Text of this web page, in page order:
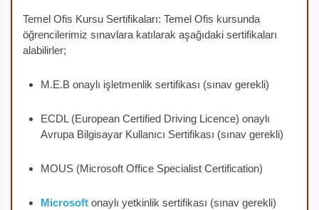
Temel Ofis Kursu Sertifikaları: Temel Ofis kursunda
öğrencilerimiz sınavlara katılarak aşağıdaki sertifikaları
alabilirler;
M.E.B onaylı işletmenlik sertifikası (sınav gerekli)
ECDL (European Certified Driving Licence) onaylı
Avrupa Bilgisayar Kullanıcı Sertifikası (sınav gerekli)
MOUS (Microsoft Office Specialist Certification)
Microsoft onaylı yetkinlik sertifikası (sınav gerekli)